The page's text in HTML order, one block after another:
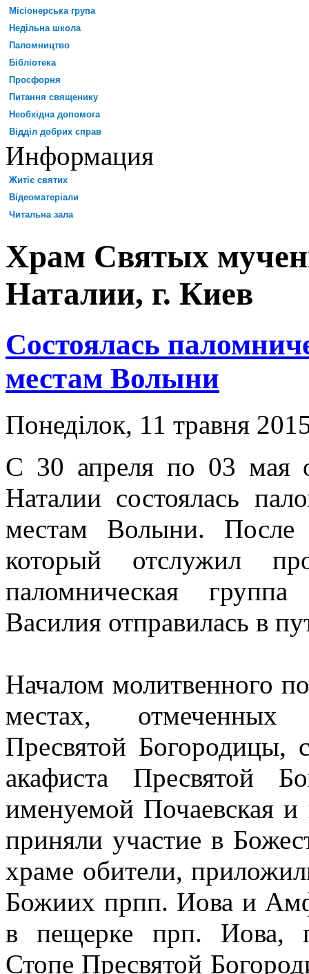
Місіонерська група
Недільна школа
Паломництво
Бібліотека
Просфорня
Питання священику
Необхідна допомога
Відділ добрих справ
Информация
Житіє святих
Відеоматеріали
Читальна зала
Храм Святых
Наталии, г. Киев
Состоялась
местам Волыни
Понеділок, 11 травня
С 30 апреля по 03 мая
Наталии состоялась
местам Волыни. После
который отслужил
паломническая
Василия отправилась в
Началом молитвенного
местах, отмеченных
Пресвятой Богородицы,
акафиста Пресвятой
именуемой Почаевская
приняли участие в
храме обители,
Божиих прпп. Иова и
в пещерке прп. Иова,
Стопе Пресвятой